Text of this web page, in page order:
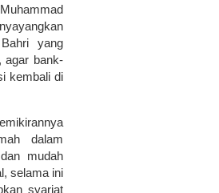
yang
agar bank-
kembali di
dalam
mudah
selama ini
syariat